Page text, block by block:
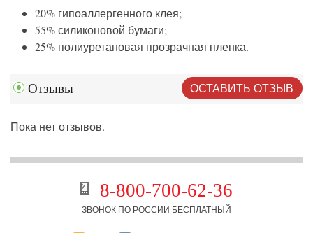
20% гипоаллергенного клея;
55% силиконовой бумаги;
25% полиуретановая прозрачная пленка.
Отзывы ОСТАВИТЬ ОТЗЫВ
Пока нет отзывов.
8-800-700-62-36
ЗВОНОК ПО РОССИИ БЕСПЛАТНЫЙ